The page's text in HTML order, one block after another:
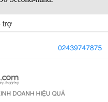
trợ
02439747875
DOANH HIỆU QUẢ